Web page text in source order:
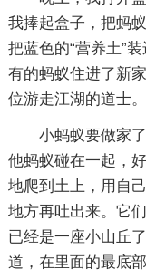
我捧起盒子，把蚂
把蓝色的“营养土”
有的蚂蚁住进了新
位游走江湖的道士。
小蚂蚁要做家
他蚂蚁碰在一起，
地爬到土上，用自
地方再吐出来。它
已经是一座小山丘
道，在里面的最底